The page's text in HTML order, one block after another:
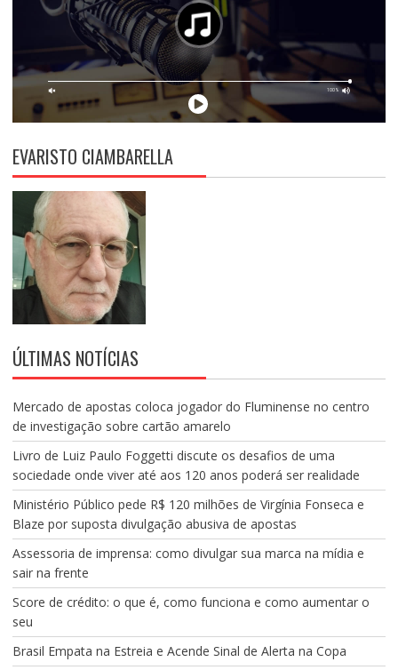
EVARISTO CIAMBARELLA
ÚLTIMAS NOTÍCIAS
Mercado de apostas coloca jogador do Fluminense no centro
de investigação sobre cartão amarelo
Livro de Luiz Paulo Foggetti discute os desafios de uma
sociedade onde viver até aos 120 anos poderá ser realidade
Ministério Público pede R$ 120 milhões de Virgínia Fonseca e
Blaze por suposta divulgação abusiva de apostas
Assessoria de imprensa: como divulgar sua marca na mídia e
sair na frente
Score de crédito: o que é, como funciona e como aumentar o
seu
Brasil Empata na Estreia e Acende Sinal de Alerta na Copa